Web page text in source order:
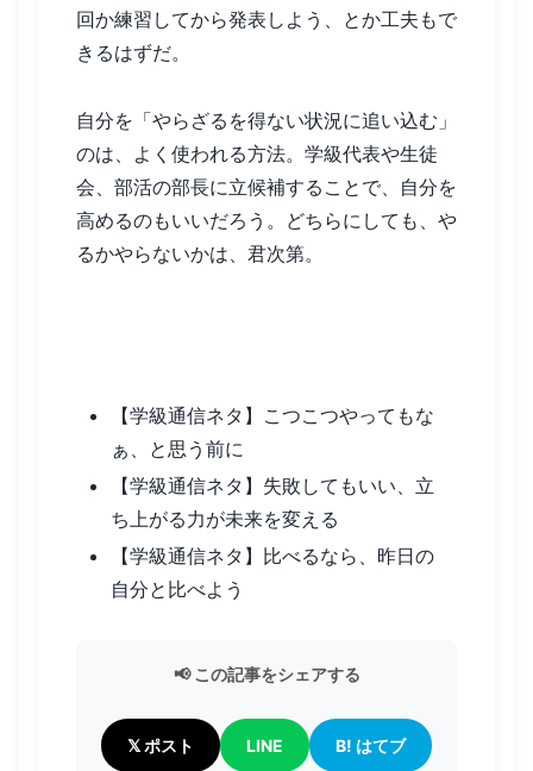
回か練習してから発表しよう、とか工夫もで
きるはずだ。
自分を「やらざるを得ない状況に追い込む」
のは、よく使われる方法。学級代表や生徒
会、部活の部長に立候補することで、自分を
高めるのもいいだろう。どちらにしても、や
るかやらないかは、君次第。
【学級通信ネタ】こつこつやってもな
ぁ、と思う前に
【学級通信ネタ】失敗してもいい、立
ち上がる力が未来を変える
【学級通信ネタ】比べるなら、昨日の
自分と比べよう
📢 この記事をシェアする
𝕏 ポスト LINE B! はてブ